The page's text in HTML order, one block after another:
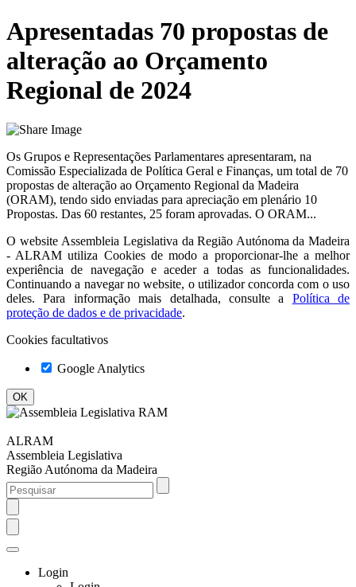
Apresentadas 70 propostas de
alteração ao Orçamento
Regional de 2024
Os Grupos e Representações Parlamentares apresentaram, na
Comissão Especializada de Política Geral e Finanças, um total de 70
propostas de alteração ao Orçamento Regional da Madeira
(ORAM), tendo sido enviadas para apreciação em plenário 10
Propostas. Das 60 restantes, 25 foram aprovadas. O ORAM...
O website Assembleia Legislativa da Região Autónoma da Madeira
- ALRAM utiliza Cookies de modo a proporcionar-lhe a melhor
experiência de navegação e aceder a todas as funcionalidades.
Continuando a navegar no website, o utilizador concorda com o uso
deles. Para informação mais detalhada, consulte a
Política de
proteção de dados e de privacidade.
Cookies facultativos
Google Analytics
ALRAM
Assembleia Legislativa
Região Autónoma da Madeira
Login